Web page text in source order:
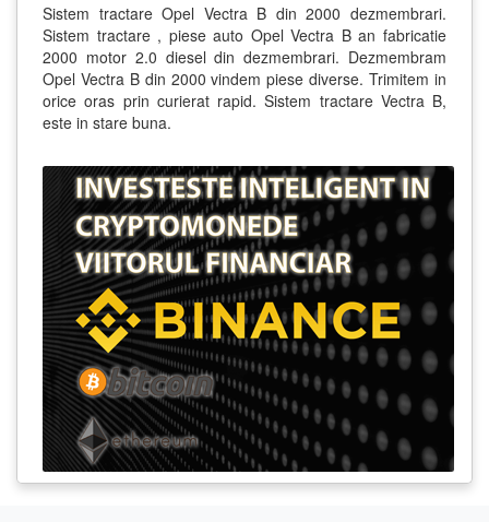
Sistem tractare Opel Vectra B din 2000 dezmembrari.
Sistem tractare , piese auto Opel Vectra B an fabricatie
2000 motor 2.0 diesel din dezmembrari. Dezmembram
Opel Vectra B din 2000 vindem piese diverse. Trimitem in
orice oras prin curierat rapid. Sistem tractare Vectra B,
este in stare buna.